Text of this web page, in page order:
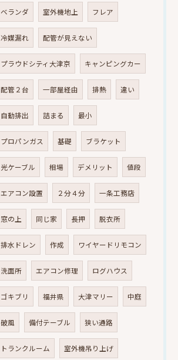
ベランダ 室外機地上 フレア
冷媒漏れ 配管が見えない
プラウドシティ大津京 キャンピングカー
配管２台 一部屋経由 排熱 違い
自動排出 詰まる 最小
プロパンガス 基礎 ブラケット
光ケーブル 相場 デメリット 値段
エアコン設置 ２分４分 一条工務店
窓の上 同じ家 長押 脱衣所
排水ドレン 作成 ワイヤードリモコン
洗面所 エアコン修理 ログハウス
ゴキブリ 福井県 大津マリー 中庭
破風 備付テーブル 狭い通路
トランクルーム 室外機吊り上げ